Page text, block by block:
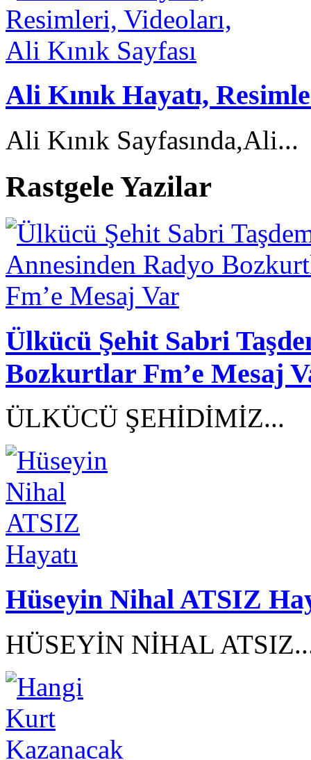
Ali Kınık Hayatı,
Ali Kınık Sayfasında,Ali...
Rastgele Yazilar
Ülkücü Şehit Sabri
Bozkurtlar Fm’e Mesaj
ÜLKÜCÜ ŞEHİDİMİZ...
Hüseyin Nihal ATSIZ
HÜSEYİN NİHAL